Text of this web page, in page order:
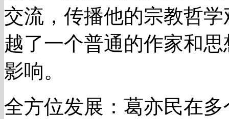
交流，传播他的宗教哲
越了一个普通的作家和
影响。
全方位发展：葛亦民在